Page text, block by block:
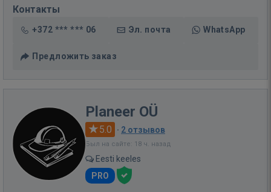
Контакты
+372 *** *** 06 Эл. почта WhatsApp
Предложить заказ
Planeer OÜ
5.0 · 2 отзывов
Был на сайте: 18 ч. назад
Eesti keeles
PRO